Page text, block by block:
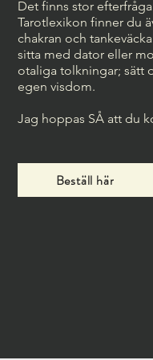
Det finns stor
Tarotlexikon finner du
chakran och
sitta med dator eller
otaliga tolkningar; sätt
egen visdom.
Jag hoppas SÅ att du
Beställ här